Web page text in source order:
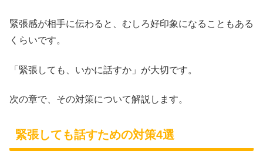
緊張感が相手に伝わると、むしろ好印象になることもある
くらいです。
「緊張しても、いかに話すか」が大切です。
次の章で、その対策について解説します。
緊張しても話すための対策4選